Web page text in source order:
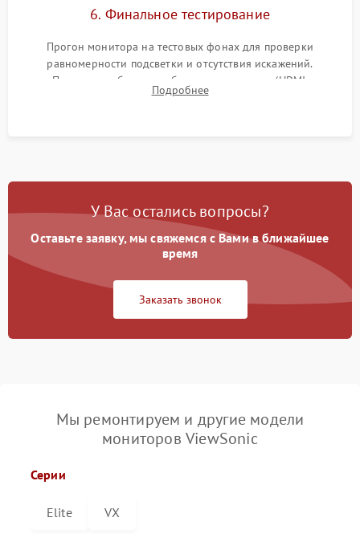
6. Финальное тестирование
Прогон монитора на тестовых фонах для проверки
равномерности подсветки и отсутствия искажений.
Проверка работоспособности всех портов (HDMI,
DisplayPort, VGA) и кнопок управления под нагрузкой в
Подробнее
У Вас остались вопросы?
Оставьте заявку, мы свяжемся с Вами в ближайшее
время
Заказать звонок
Мы ремонтируем и другие модели
мониторов ViewSonic
Серии
Elite VX